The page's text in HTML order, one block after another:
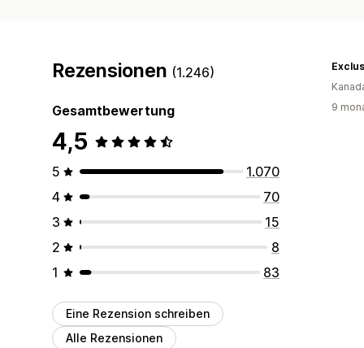
Rezensionen (1.246)
Gesamtbewertung
4,5
5
1.070
4
70
3
15
2
8
1
83
Eine Rezension schreiben
Alle Rezensionen
9